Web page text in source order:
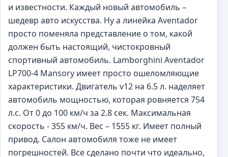
и известности. Каждый новый автомобиль –
шедевр авто искусства. Ну а линейка Aventador
просто поменяла представление о том, какой
должен быть настоящий, чистокровный
спортивный автомобиль. Lamborghini Aventador
LP700-4 Mansory имеет просто ошеломляющие
характеристики. Двигатель v12 на 6.5 л. наделяет
автомобиль мощностью, которая ровняется 754
л.с. От 0 до 100 км/ч за 2.8 сек. Максимальная
скорость - 355 км/ч. Вес – 1555 кг. Имеет полный
привод. Салон автомобиля тоже не имеет
погрешностей. Все сделано почти что идеально,